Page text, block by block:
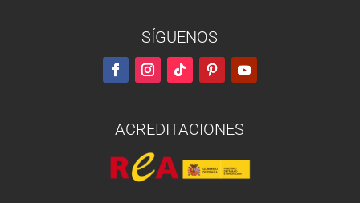
SÍGUENOS
ACREDITACIONES